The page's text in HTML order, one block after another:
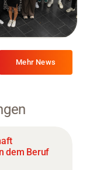
Mehr News
dem Beruf